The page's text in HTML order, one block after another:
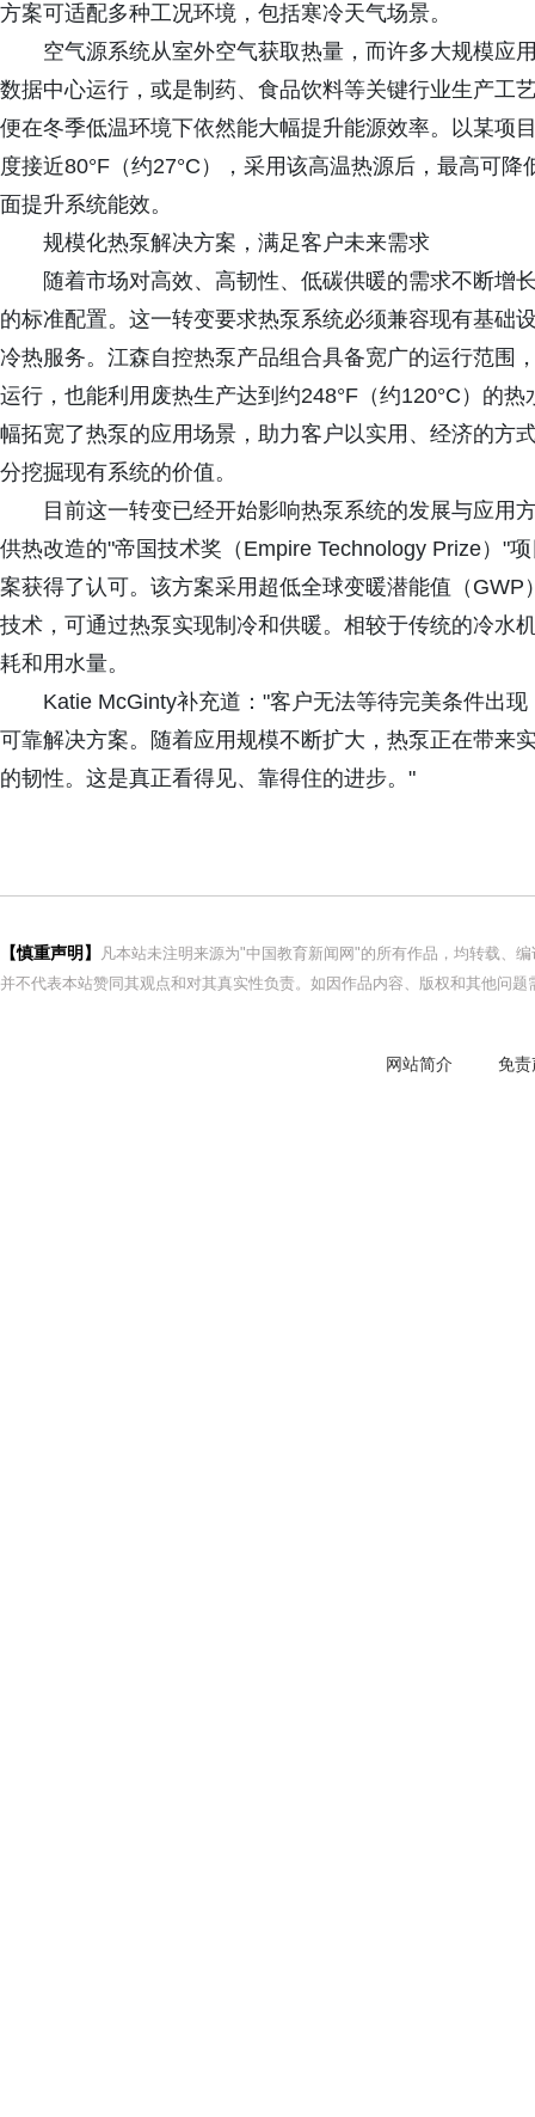
方案可适配多种工况环境，包括寒冷天气场景。
空气源系统从室外空气获取热量，而许多大规模应
数据中心运行，或是制药、食品饮料等关键行业生产工
便在冬季低温环境下依然能大幅提升能源效率。以某项
度接近80°F（约27°C），采用该高温热源后，最高可
面提升系统能效。
规模化热泵解决方案，满足客户未来需求
随着市场对高效、高韧性、低碳供暖的需求不断增
的标准配置。这一转变要求热泵系统必须兼容现有基础
冷热服务。江森自控热泵产品组合具备宽广的运行范围
运行，也能利用废热生产达到约248°F（约120°C）的
幅拓宽了热泵的应用场景，助力客户以实用、经济的方
分挖掘现有系统的价值。
目前这一转变已经开始影响热泵系统的发展与应用
供热改造的"帝国技术奖（Empire Technology Prize）"
案获得了认可。该方案采用超低全球变暖潜能值（
技术，可通过热泵实现制冷和供暖。相较于传统的冷水
耗和用水量。
Katie McGinty补充道："客户无法等待完美条件出
可靠解决方案。随着应用规模不断扩大，热泵正在带来
的韧性。这是真正看得见、靠得住的进步。"
【慎重声明】
凡本站未注明来源为"中国教育新闻网"的所有作品，均转载、
并不代表本站赞同其观点和对其真实性负责。如因作品内容、版权和其他问
网站简介 免责